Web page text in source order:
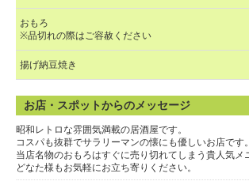
おもろ
※品切れの際はご容赦ください
揚げ納豆焼き
お店・スポットからのメッセージ
昭和レトロな雰囲気満載の居酒屋です。
コスパも抜群でサラリーマンの懐にも優しいお店です
当店名物のおもろはすぐに売り切れてしまう貴人気メ
どなた様もお気軽にお立ち寄りください。